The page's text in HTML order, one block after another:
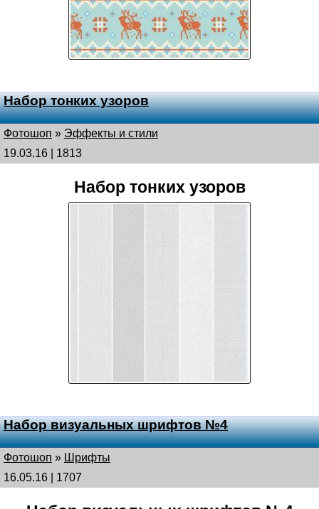
Набор тонких узоров
Фотошоп » Эффекты и стили
19.03.16 | 1813
Набор тонких узоров
Набор визуальных шрифтов №4
Фотошоп » Шрифты
16.05.16 | 1707